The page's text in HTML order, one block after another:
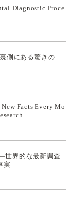
Diagnostic Proce
側にある驚きの
Facts Every Mo
世界的な最新調査
実